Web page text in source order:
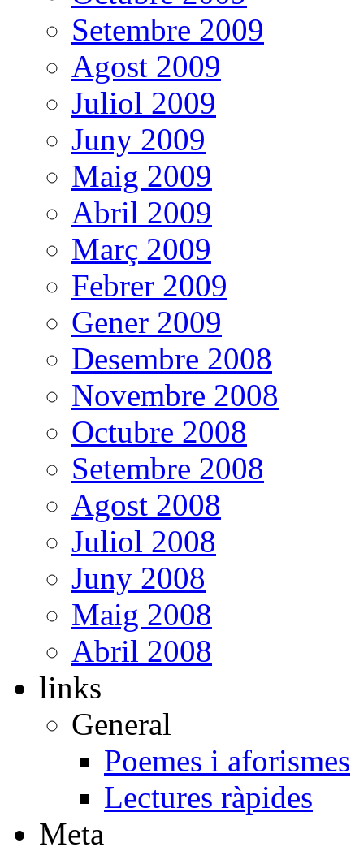
Setembre 2009
Agost 2009
Juliol 2009
Juny 2009
Maig 2009
Abril 2009
Març 2009
Febrer 2009
Gener 2009
Desembre 2008
Novembre 2008
Octubre 2008
Setembre 2008
Agost 2008
Juliol 2008
Juny 2008
Maig 2008
Abril 2008
links
General
Poemes i aforismes
Lectures ràpides
Meta